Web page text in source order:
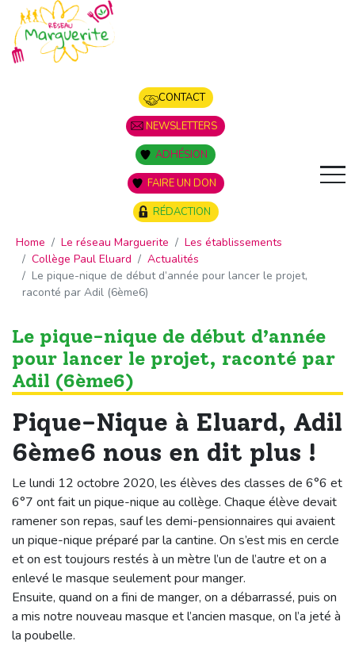
Panneau de gestion des cookies
CONTACT
NEWSLETTERS
ADHÉSION
FAIRE UN DON
RÉDACTION
Home Le réseau Marguerite
Les établissements
Collège Paul Eluard
Actualités
Le pique-nique de début d’année pour lancer le projet,
raconté par Adil (6ème6)
Le pique-nique de début d’année
pour lancer le projet, raconté par
Adil (6ème6)
Pique-Nique à Eluard, Adil
6ème6 nous en dit plus !
Le lundi 12 octobre 2020, les élèves des classes de 6°6 et
6°7 ont fait un pique-nique au collège. Chaque élève devait
ramener son repas, sauf les demi-pensionnaires qui avaient
un pique-nique préparé par la cantine. On s’est mis en cercle
et on est toujours restés à un mètre l’un de l’autre et on a
enlevé le masque seulement pour manger.
Ensuite, quand on a fini de manger, on a débarrassé, puis on
a mis notre nouveau masque et l’ancien masque, on l’a jeté à
la poubelle.